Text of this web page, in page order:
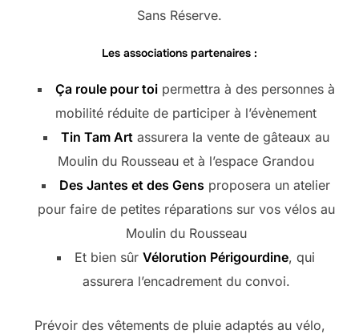
Sans Réserve.
Les associations partenaires :
Ça roule pour toipermettra à des personnes à
mobilité réduite de participer à l’évènement
Tin Tam Artassurera la vente de gâteaux au
Moulin du Rousseau et à l’espace Grandou
Des Jantes et des Gens proposera un atelier
pour faire de petites réparations sur vos vélos au
Moulin du Rousseau
Et bien sûr Vélorution Périgourdine, qui
assurera l’encadrement du convoi.
Prévoir des vêtements de pluie adaptés au vélo,